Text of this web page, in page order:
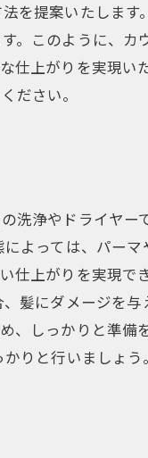
を提案いたします
。このように、カ
仕上がりを実現い
ださい。
浄やドライヤー
よっては、パー
仕上がりを実現で
髪にダメージを
、しっかりと準備
りと行いましょう